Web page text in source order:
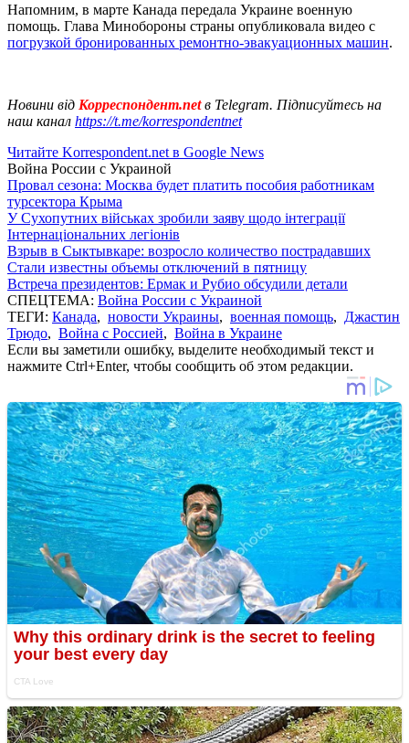
Напомним, в марте Канада передала Украине военную
помощь. Глава Минобороны страны опубликовала видео с
погрузкой бронированных ремонтно-эвакуационных машин.
Новини від Корреспондент.netв Telegram. Підписуйтесь на
наш канал https://t.me/korrespondentnet
Читайте Korrespondent.net в Google News
Война России с Украиной
Провал сезона: Москва будет платить пособия работникам
турсектора Крыма
У Сухопутних військах зробили заяву щодо інтеграції
Інтернаціональних легіонів
Взрыв в Сыктывкаре: возросло количество пострадавших
Стали известны объемы отключений в пятницу
Встреча президентов: Ермак и Рубио обсудили детали
СПЕЦТЕМА: Война России с Украиной
ТЕГИ: Канада, новости Украины, военная помощь, Джастин
Трюдо, Война с Россией, Война в Украине
Если вы заметили ошибку, выделите необходимый текст и
нажмите Ctrl+Enter, чтобы сообщить об этом редакции.